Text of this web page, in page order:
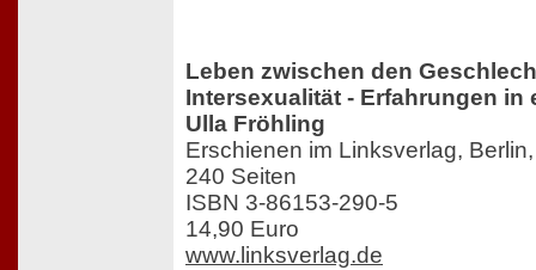
Leben zwischen den
Intersexualität - Erfahrungen in
Ulla Fröhling
Erschienen im Linksverlag,
240 Seiten
ISBN 3-86153-290-5
14,90 Euro
www.linksverlag.de